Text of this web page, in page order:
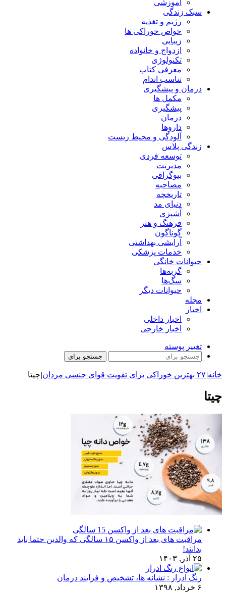
آموزشی
سبک زندگی
رژیم و تغذیه
خواص خوراکی ها
زیبایی
ازدواج و خانواده
تکنولوژی
معرفی کتاب
تناسب اندام
درمان و پیشگیری
مکمل ها
پیشگیری
درمان
داروها
آلودگی و محیط زیست
زندگی پلاس
توسعه فردی
مدیریت
بیوگرافی
مصاحبه
تاریخچه
دنیای مد
آشپزی
فرهنگ و هنر
گوناگون
آرایشی بهداشتی
خدمات پزشکی
حیوانات خانگی
گربه‌ها
سگ‌ها
حیوانات دیگر
مجله
اخبار
اخبار داخلی
اخبار خارجی
تغییر پوسته
جستجو برای
خانه|۲۷ بهترین خوراکی برای تقویت قوای جنسی مردان |چیتا
چیتا
مراقبت های بعد از واکسن ۱۵ سالگی که والدین حتما باید
بدانند!
۲۵ آذر, ۱۴۰۳
رنگ ادرار : نشانه ها، تشخیص و فرایند درمان
۶ خرداد, ۱۳۹۸